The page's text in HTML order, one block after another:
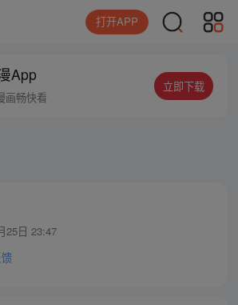
打开APP
App
画畅快看
立即下载
25日 23:47